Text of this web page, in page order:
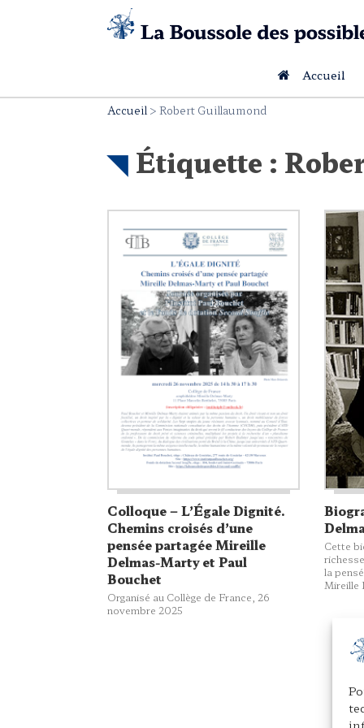
Accueil
Accueil > Robert Guillaumond
Étiquette :
Colloque – L’Égale Dignité.
Chemins croisés d’une
pensée partagée Mireille
Delmas-Marty et Paul
Bouchet
Organisé au Collège de France, 26
novembre 2025
Cette
la
Mireille